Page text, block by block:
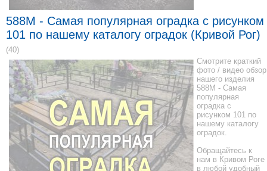
588M - Самая популярная оградка с рисунком
101 по нашему каталогу оградок (Кривой Рог)
(40)
Смотрите краткий
фото / видео обзор
нашего изделия
588M - Самая
популярная
оградка с
рисунком 101 по
нашему каталогу
оградок.
Обращайтесь к
нам в Кривом Роге
в любой удобный